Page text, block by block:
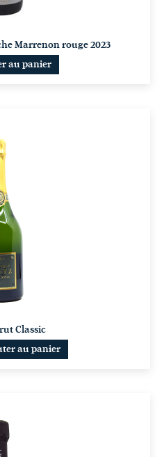
Marrenon rouge 2023
au panier
Classic
au panier